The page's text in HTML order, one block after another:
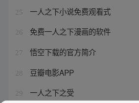
25 一人之下小说免费观看式
26 免费一人之下漫画的软件
27 悟空下载的官方简介
28 豆瓣电影APP
29 一人之下之受